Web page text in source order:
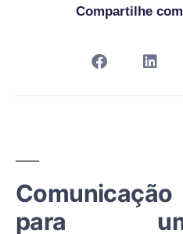
Compartilhe
para